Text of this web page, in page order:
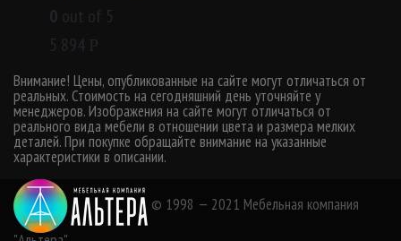
0 out of 5
5 894 Р
Внимание! Цены, опубликованные на сайте могут отличаться от
реальных. Стоимость на сегодняшний день уточняйте у
менеджеров. Изображения на сайте могут отличаться от
реального вида мебели в отношении цвета и размера мелких
деталей. При покупке обращайте внимание на указанные
характеристики в описании.
© 1998 — 2021 Мебельная компания